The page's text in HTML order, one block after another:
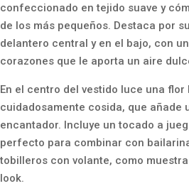
confeccionado en tejido suave y
de los más pequeños. Destaca por
delantero central y en el bajo, con
corazones que le aporta un aire
En el centro del vestido luce una flor
cuidadosamente cosida, que añade
encantador. Incluye un tocado a
perfecto para combinar con
tobilleros con volante, como
look.